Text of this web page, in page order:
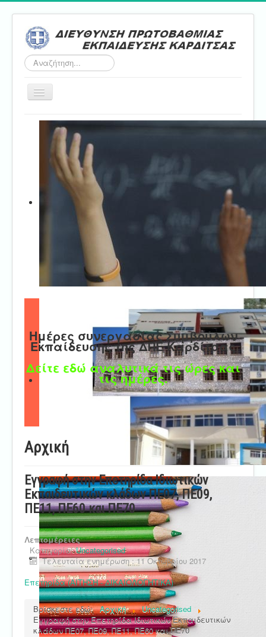
Αναζήτηση...
Εναλλαγή
Αρχική
Τμήμα Α'
Τμήμα Β'
Επικοινωνία
Ημέρες συνεργασίας Συμβούλων
Εκπαίδευσης της ΔΠΕ Καρδίτσας
Δείτε εδώ αναλυτικά τις ώρες και
τις ημέρες.
Αρχική
Εγγραφή στην Επετηρίδα Ιδιωτικών
Εκπαιδευτικών κλάδων ΠΕ07, ΠΕ09,
ΠΕ11, ΠΕ60 και ΠΕ70
Λεπτομέρειες
Κατηγορία:Uncategorised
Τελευταία ενημέρωση : 11 Οκτωβρίου 2017
Επετηρίδα (ΑΙΤΗΣΗ - ΔΙΚΑΙΟΛΟΓΗΤΙΚΑ)
Βρίσκεστε εδώ: Αρχική
Uncategorised
Εγγραφή στην Επετηρίδα Ιδιωτικών Εκπαιδευτικών
κλάδων ΠΕ07, ΠΕ09, ΠΕ11, ΠΕ60 και ΠΕ70